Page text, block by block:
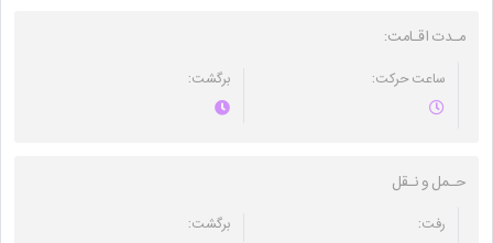
مـدت اقـامت:
ساعت حرکت: برگشت:
حـمل و نـقل
رفت: برگشت: